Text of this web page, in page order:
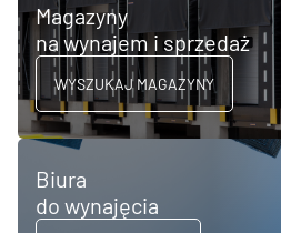
Magazyny
na wynajem i sprzedaż
WYSZUKAJ MAGAZYNY
Biura
do wynajęcia